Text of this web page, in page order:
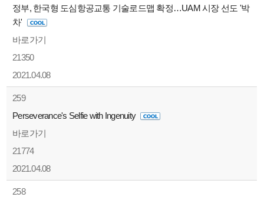
정부, 한국형 도심항공교통 기술로드맵 확정…UAM 시장 선도 '박
차'
바로가기
21350
2021.04.08
259
Perseverance's Selfie with Ingenuity
바로가기
21774
2021.04.08
258